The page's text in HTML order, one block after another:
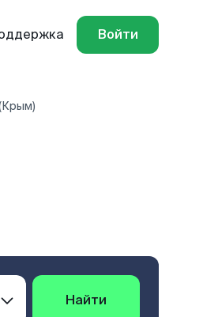
Войти
Найти